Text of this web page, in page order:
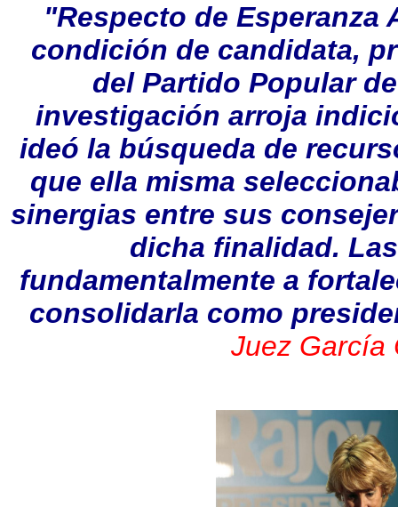
"Respecto de Esperanza
condición de candidata,
del Partido Popular
investigación arroja
ideó la búsqueda de
que ella misma
sinergias entre sus
dicha finalidad.
fundamentalmente a
consolidarla como
Juez García